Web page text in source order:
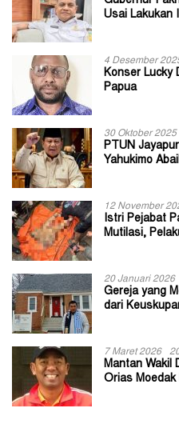
Usai Lakukan
4 Desember
Konser Lucky
Papua
30 Oktober 2025
PTUN
Yahukimo
12 November
Istri Pejabat
Mutilasi,
20 Januari 2026
Gereja yang
dari
7 Maret 2026
Mantan Wakil
Orias